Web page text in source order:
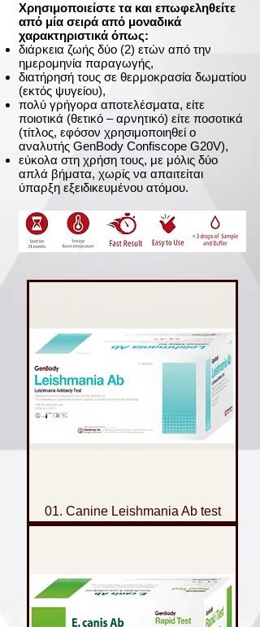
Χρησιμοποιείστε τα και επωφεληθείτε
από μία σειρά από μοναδικά
χαρακτηριστικά όπως:
διάρκεια ζωής δύο (2) ετών από την
ημερομηνία παραγωγής,
διατήρησή τους σε θερμοκρασία δωματίου
(εκτός ψυγείου),
πολύ γρήγορα αποτελέσματα, είτε
ποιοτικά (θετικό – αρνητικό) είτε ποσοτικά
(τίτλος, εφόσον χρησιμοποιηθεί ο
αναλυτής GenBody Confiscope G20V),
εύκολα στη χρήση τους, με μόλις δύο
απλά βήματα, χωρίς να απαιτείται
ύπαρξη εξειδικευμένου ατόμου.
01. Canine Leishmania Ab test